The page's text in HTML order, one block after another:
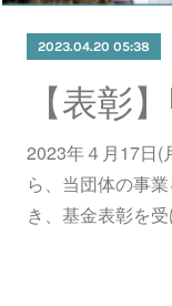
2023.04.20 05:38
2023年４月17日(
ら、当団体の事
き、基金表彰を受